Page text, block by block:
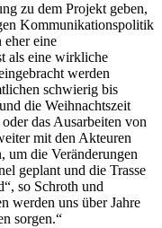
zu dem Projekt geben,
Kommunikationspolitik
eine
als eine wirkliche
werden
schwierig bis
die Weihnachtszeit
das Ausarbeiten von
mit den Akteuren
um die Veränderungen
geplant und die Trasse
so Schroth und
werden uns über Jahre
sorgen.“